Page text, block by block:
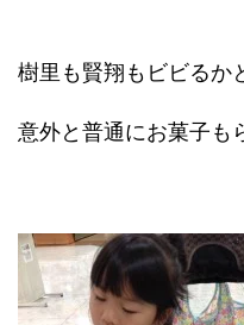
樹里も賢翔もビビるか
意外と普通にお菓子も